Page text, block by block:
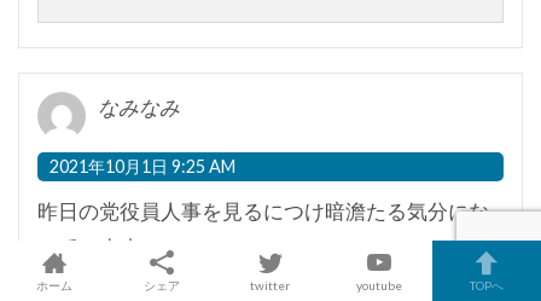
なみなみ
2021年10月1日 9:25 AM
昨日の党役員人事を見るにつけ暗澹たる気分にな
っています。
ここまで３A包囲網があからさまである事が弱い岸
ホーム シェア twitter youtube TOPへ